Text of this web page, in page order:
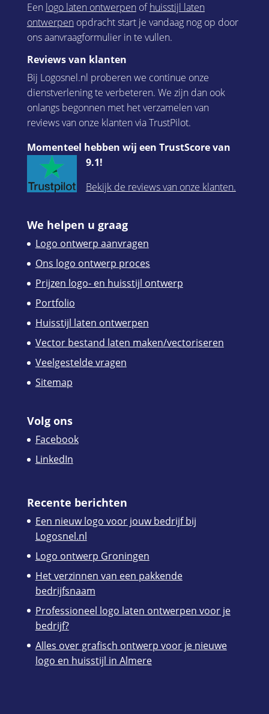
Een logo laten ontwerpenofhuisstijl laten
ontwerpenopdracht start je vandaag nog op door
ons aanvraagformulier in te vullen.
Reviews van klanten
Bij Logosnel.nl proberen we continue onze
dienstverlening te verbeteren. We zijn dan ook
onlangs begonnen met het verzamelen van
reviews van onze klanten via TrustPilot.
Momenteel hebben wij een TrustScore van
9.1!
Bekijk de reviews van onze klanten.
We helpen u graag
Logo ontwerp aanvragen
Ons logo ontwerp proces
Prijzen logo- en huisstijl ontwerp
Portfolio
Huisstijl laten ontwerpen
Vector bestand laten maken/vectoriseren
Veelgestelde vragen
Sitemap
Volg ons
Facebook
LinkedIn
Recente berichten
Een nieuw logo voor jouw bedrijf bij
Logosnel.nl
Logo ontwerp Groningen
Het verzinnen van een pakkende
bedrijfsnaam
Professioneel logo laten ontwerpen voor je
bedrijf?
Alles over grafisch ontwerp voor je nieuwe
logo en huisstijl in Almere